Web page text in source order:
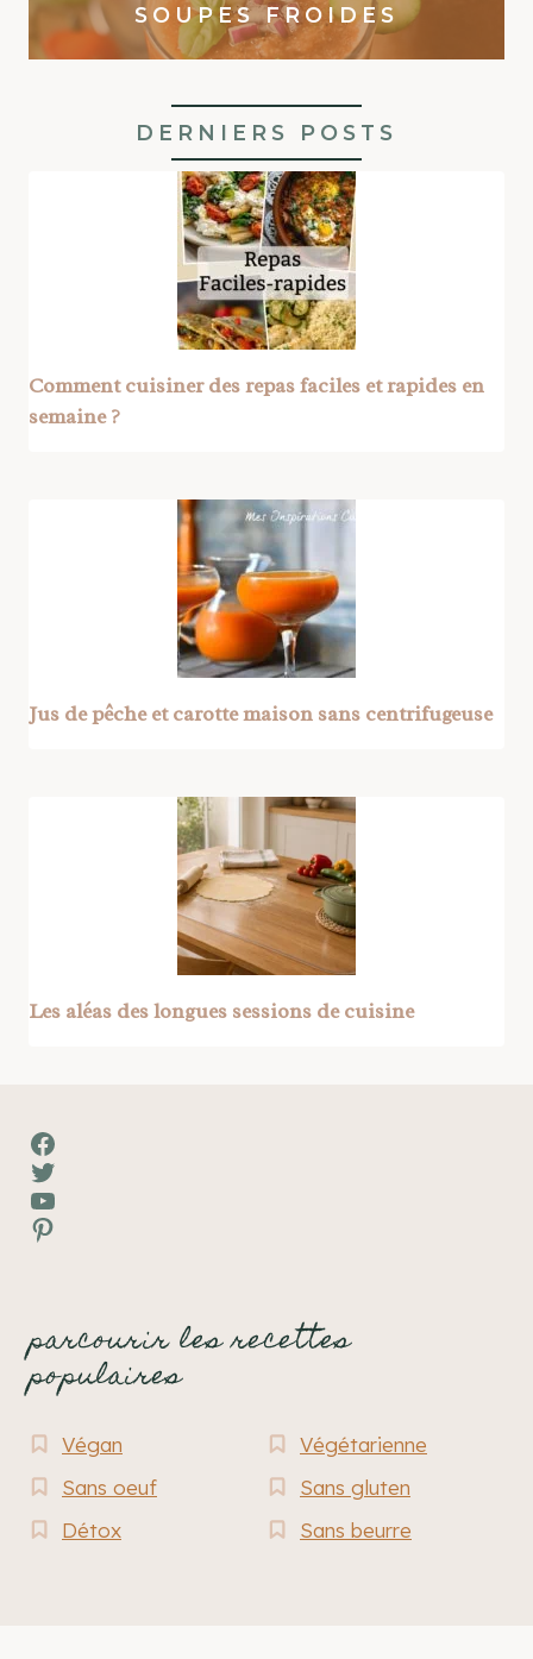
SOUPES FROIDES
DERNIERS POSTS
Comment cuisiner des repas faciles et rapides en
semaine ?
Jus de pêche et carotte maison sans centrifugeuse
Les aléas des longues sessions de cuisine
Facebook
Twitter
YouTube
Pinterest
parcourir les recettes
populaires
Végan
Végétarienne
Sans oeuf
Sans gluten
Détox
Sans beurre